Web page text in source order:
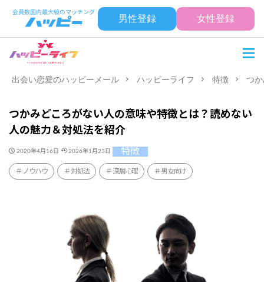
男性登録 女性登録
出会い恋愛のハッピーメール ハッピーライフ 特徴 つ
つかみどころがない人の意味や特徴とは？読めない
人の魅力＆対処法を紹介
2020年4月16日 2026年1月23日 特徴
ノウハウ 対処法 深層心理 男女向け